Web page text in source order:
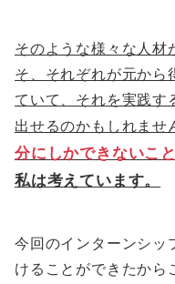
そのような様々な人材
そ、それぞれが元から
ていて、それを実践す
出せるのかもしれませ
分にしかできないこ
私は考えています。
今回のインターンシッ
けることができたから